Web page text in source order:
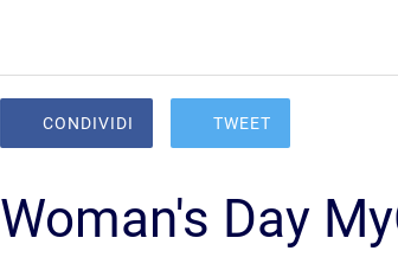
CONDIVIDI TWEET
Woman's Day